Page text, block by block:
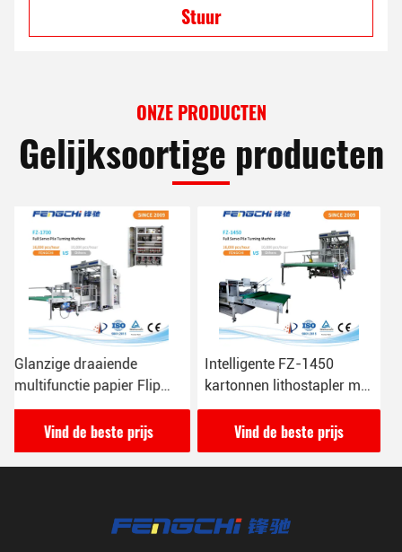
Stuur
ONZE PRODUCTEN
Gelijksoortige producten
Intelligente FZ-1450
kartonnen lithostapler met
automatische
palletvoeding
Vind de beste prijs
4000 kg Intelligente Flip
Flop Papier Stapler En
Turner 380VAC/4P
Vind de beste prijs